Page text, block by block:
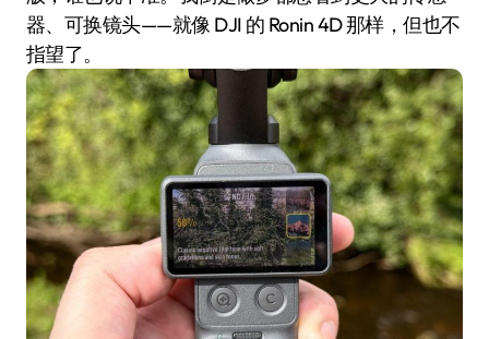
器、可换镜头——就像 DJI 的 Ronin 4D 那样，但也不
指望了。